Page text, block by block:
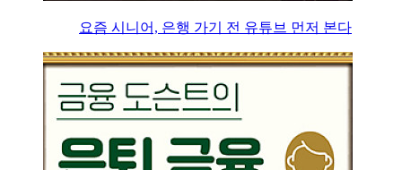
요즘 시니어, 은행 가기 전 유튜브 먼저 본다